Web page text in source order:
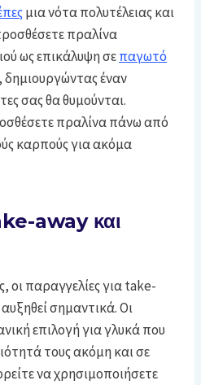
μια νότα πολυτέλειας και
πραλίνα
ως επικάλυψη σεπαγωτό
δημιουργώντας έναν
σας θα θυμούνται.
πραλίνα πάνω από
καρπούς για ακόμα
away και
οι παραγγελίες για take-
σημαντικά. Οι
επιλογή για γλυκά που
τους ακόμη και σε
να χρησιμοποιήσετε